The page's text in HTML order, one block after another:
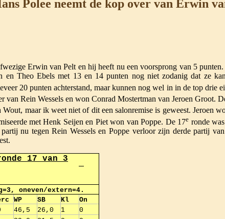
Polee neemt de kop over van Erwin
Erwin van Pelt en hij heeft nu een voorsprong van 5
en Theo Ebels met 13 en 14 punten nog niet zodanig dat ze
20 punten achterstand, maar kunnen nog wel in in de top drie
Rein Wessels en won Conrad Mostertman van Jeroen Groot.
maar ik weet niet of dit een salonremise is geweest. Jeroen
met Henk Seijen en Piet won van Poppe. De 17e ronde
nu tegen Rein Wessels en Poppe verloor zijn derde partij
17 van 3
oneven/extern=4.
WP SB Kl
On
46,5 26,0 1
0